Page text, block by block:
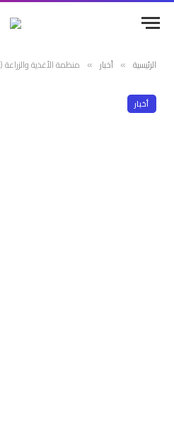
الرئيسية » أخبار » منظمة الأغذية والزراعة (FAO) المغرب سيحتاج لاستراد 62 مليون قنطار من القمح
أخبار